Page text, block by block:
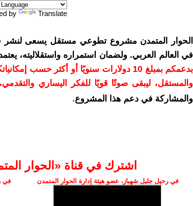
by Translate
الحوار المتمدن مشروع تطوعي مستقل يسعى لنشر قيم
في العالم العربي. ولضمان استمراره واستقلاليته،
بدعمكم بمبلغ 10 دولارات سنويًا أو أكثر
والمستقل، ليبقى صوتًا قويًا للفكر اليساري والتقدمي،
والمشاركة في دعم هذا المشروع.
اشترك في قناة ‫«الحوار
في رحيل جليل شهباز، عضو هيئة إدارة الحوار المتمدن في